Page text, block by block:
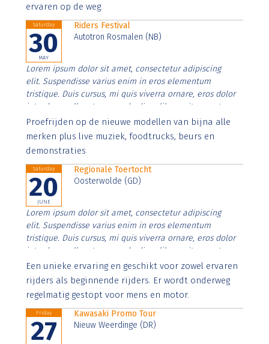
ervaren op de weg.
Saturday
30
MAY
Riders Festival
Autotron Rosmalen (NB)
Lorem ipsum dolor sit amet, consectetur adipiscing
elit. Suspendisse varius enim in eros elementum
tristique. Duis cursus, mi quis viverra ornare, eros dolor
interdum nulla, ut commodo diam libero vitae erat.
Aenean faucibus nibh et justo cursus id rutrum lorem
imperdiet. Nunc ut sem vitae risus tristique posuere.
Proefrijden op de nieuwe modellen van bijna alle
merken plus live muziek, foodtrucks, beurs en
demonstraties
Saturday
20
JUNE
Regionale Toertocht
Oosterwolde (GD)
Lorem ipsum dolor sit amet, consectetur adipiscing
elit. Suspendisse varius enim in eros elementum
tristique. Duis cursus, mi quis viverra ornare, eros dolor
interdum nulla, ut commodo diam libero vitae erat.
Aenean faucibus nibh et justo cursus id rutrum lorem
imperdiet. Nunc ut sem vitae risus tristique posuere.
Een unieke ervaring en geschikt voor zowel ervaren
rijders als beginnende rijders. Er wordt onderweg
regelmatig gestopt voor mens en motor.
Friday
27
Kawasaki Promo Tour
Nieuw Weerdinge (DR)